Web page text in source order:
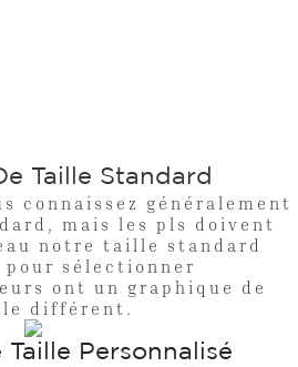
Taille Standard
généralement
mais les pls doivent
notre taille standard
sélectionner
ont un graphique de
différent.
Taille Personnalisé